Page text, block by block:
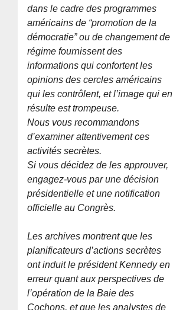
dans le cadre des programmes
américains de “promotion de la
démocratie” ou de changement de
régime fournissent des
informations qui confortent les
opinions des cercles américains
qui les contrôlent, et l’image qui en
résulte est trompeuse.
Nous vous recommandons
d’examiner attentivement ces
activités secrètes.
Si vous décidez de les approuver,
engagez-vous par une décision
présidentielle et une notification
officielle au Congrès.
Les archives montrent que les
planificateurs d’actions secrètes
ont induit le président Kennedy en
erreur quant aux perspectives de
l’opération de la Baie des
Cochons, et que les analystes de